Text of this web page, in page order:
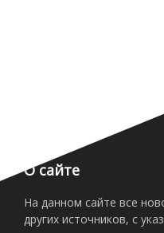
О сайте
На данном сайте все
других источников, с